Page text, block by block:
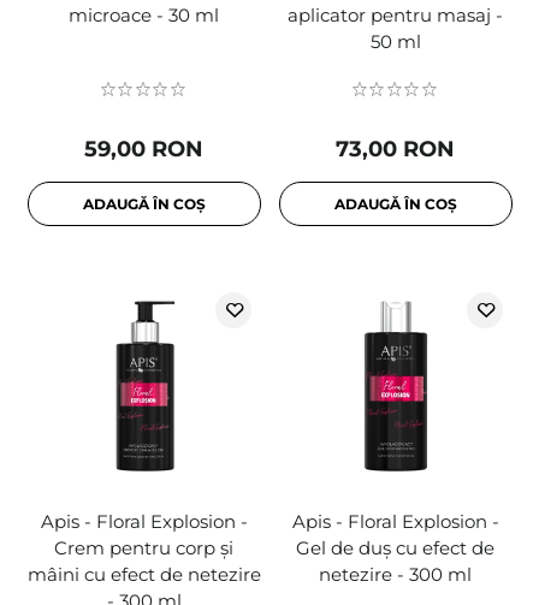
microace - 30 ml
59,00 RON
ADAUGĂ ÎN COȘ
aplicator pentru masaj -
50 ml
73,00 RON
ADAUGĂ ÎN COȘ
Apis - Floral Explosion -
Crem pentru corp și
mâini cu efect de netezire
Apis - Floral Explosion -
Gel de duș cu efect de
netezire - 300 ml